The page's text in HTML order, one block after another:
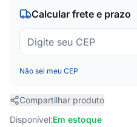
Calcular frete e prazo
Não sei meu CEP
Compartilhar produto
Disponível:Em estoque